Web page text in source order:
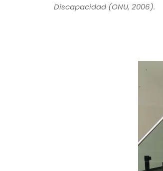
Discapacidad (ONU, 2006).